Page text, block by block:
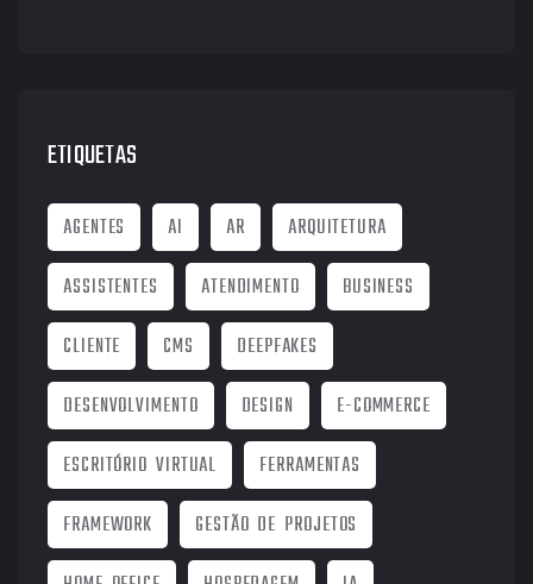
ETIQUETAS
AGENTES AI AR
ARQUITETURA
ASSISTENTES
ATENDIMENTO
BUSINESS
CLIENTE
CMS
DEEPFAKES
DESENVOLVIMENTO
DESIGN
E-COMMERCE
ESCRITÓRIO VIRTUAL
FERRAMENTAS
FRAMEWORK
GESTÃO DE PROJETOS